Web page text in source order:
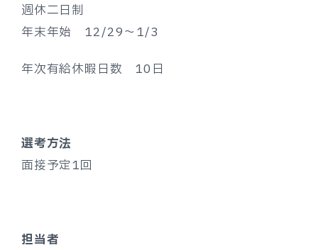
週休二日制
年末年始 12/29～1/3
年次有給休暇日数 10日
選考方法
面接予定1回
担当者